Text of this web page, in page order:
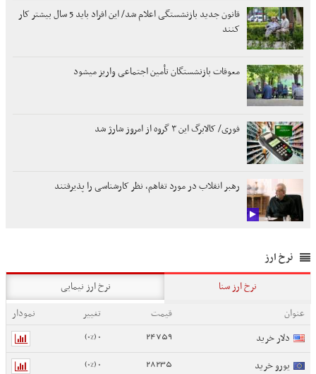
قانون جدید بازنشستگی اعلام شد/ این افراد باید 5 سال بیشتر کار
کنند
معوقات بازنشستگان تأمین اجتماعی واریز میشود
فوری/ کالابرگ این ۳ گروه از امروز شارژ شد
رهبر انقلاب در مورد تفاهم، نظر کارشناسی را پذیرفتند
نرخ ارز
نرخ ارز سنا
نرخ ارز نیمایی
عنوان
قیمت تغییر
نمودار
دلار خرید
24759
0 (0%)
یورو خرید 28235
0 (0%)